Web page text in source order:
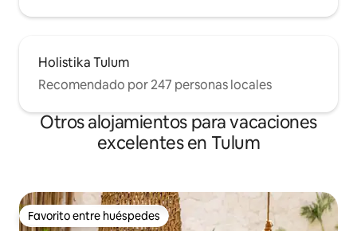
Holistika Tulum
Recomendado por 247 personas locales
Otros alojamientos para vacaciones
excelentes en Tulum
Favorito entre huéspedes
Favorito entre huéspedes